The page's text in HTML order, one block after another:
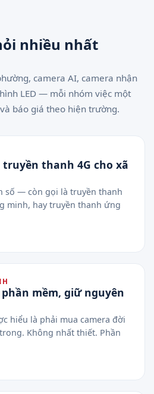
nhiều nhất
camera AI, camera nhận
LED — mỗi nhóm việc một
báo giá theo hiện trường.
thanh 4G cho xã
số — còn gọi là truyền thanh
minh, hay truyền thanh ứng
mềm, giữ nguyên
hiểu là phải mua camera đời
Không nhất thiết. Phần